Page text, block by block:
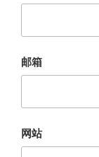
邮箱
网站